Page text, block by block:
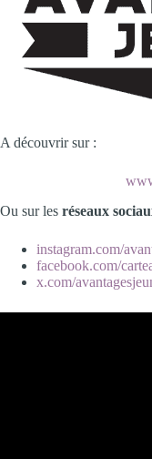
A découvrir sur :
Ou sur les réseaux
instagram.com/
facebook.com/
x.com/